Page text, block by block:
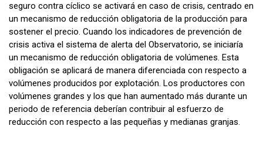
seguro contra cíclico se activará en caso de crisis, centrado en
un mecanismo de reducción obligatoria de la producción para
sostener el precio. Cuando los indicadores de prevención de
crisis activa el sistema de alerta del Observatorio, se iniciaría
un mecanismo de reducción obligatoria de volúmenes. Esta
obligación se aplicará de manera diferenciada con respecto a
volúmenes producidos por explotación. Los productores con
volúmenes grandes y los que han aumentado más durante un
periodo de referencia deberían contribuir al esfuerzo de
reducción con respecto a las pequeñas y medianas granjas.